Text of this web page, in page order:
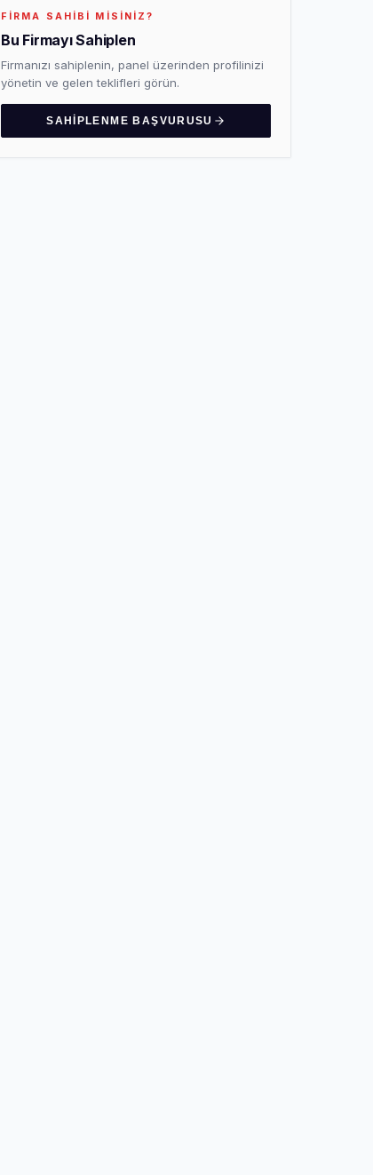
FIRMA SAHIBI MISINIZ?
Bu Firmayı Sahiplen
Firmanızı sahiplenin, panel üzerinden profilinizi
yönetin ve gelen teklifleri görün.
SAHIPLENME BAŞVURUSU